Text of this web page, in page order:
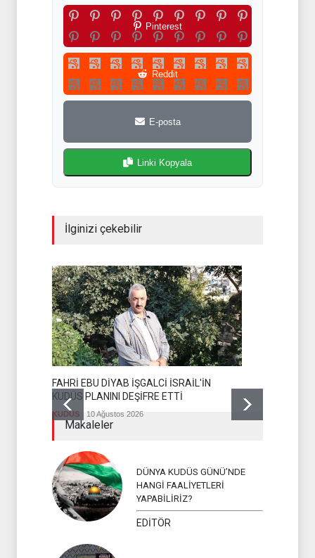
Pinterest
Reddit
E-posta
Linki Kopyala
İlginizi çekebilir
FAHRİ EBU DİYAB İŞGALCİ İSRAİL'İN
KUDÜS PLANINI DEŞİFRE ETTİ
KUDÜS 10 Ağustos 2026
Makaleler
DÜNYA KUDÜS GÜNÜ’NDE
HANGİ FAALİYETLERİ
YAPABİLİRİZ?
EDİTÖR